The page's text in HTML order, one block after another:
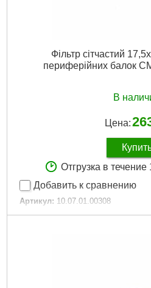
Фільтр сітчастий
периферійних балок
В
Цена:
Отгрузка в
Добавить к сравнению
Артикул: 10.07.01.00308
Код товара: 30.79.18